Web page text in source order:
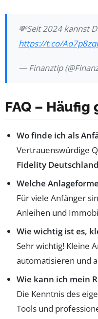
💸Seit 2024 kannst
https://t.co/
— Finanztip
FAQ –
Wo finde ich als
Vertrauenswürdige
Fidelity Deutschland
Welche
Für viele Anfänger
Anleihen und
Wie wichtig ist es,
Sehr wichtig! Kleine
automatisieren und
Wie kann ich mein
Die Kenntnis des
Tools und